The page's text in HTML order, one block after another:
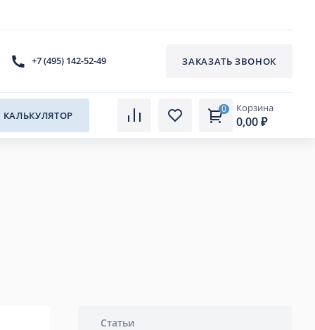
+7 (495) 142-52-49 ЗАКАЗАТЬ ЗВОНОК
КАЛЬКУЛЯТОР
0 Корзина
0,00 ₽
Статьи